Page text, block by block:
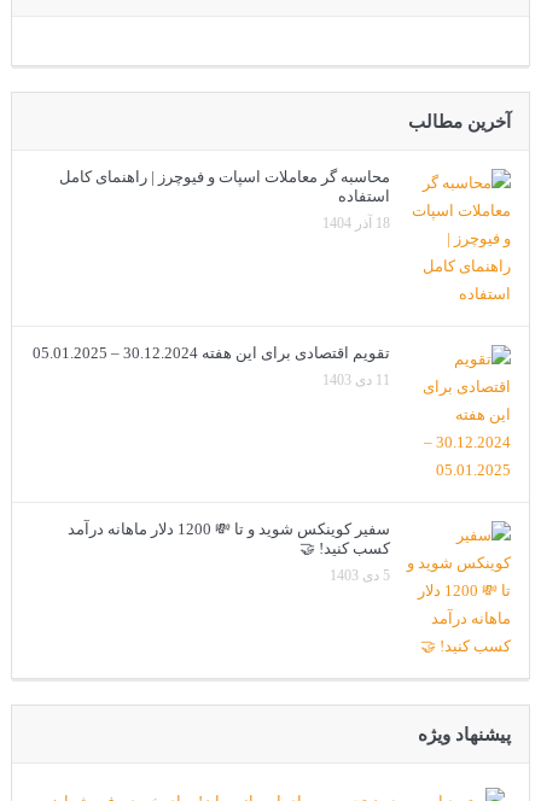
آخرین مطالب
محاسبه گر معاملات اسپات و فیوچرز | راهنمای کامل
استفاده
18 آذر 1404
تقویم اقتصادی برای این هفته 30.12.2024 – 05.01.2025
11 دی 1403
سفیر کوینکس شوید و تا 💸 1200 دلار ماهانه درآمد
کسب کنید! 🤝
5 دی 1403
پیشنهاد ویژه